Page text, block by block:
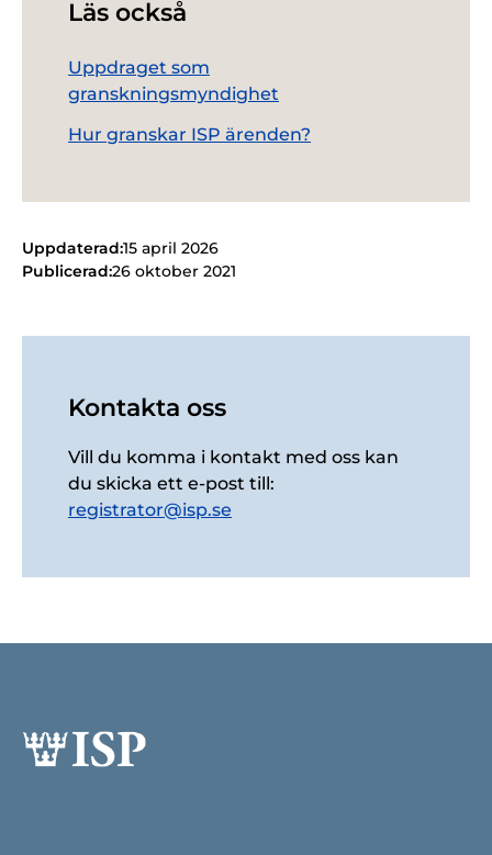
Läs också
Uppdraget som
granskningsmyndighet
Hur granskar ISP ärenden?
Uppdaterad:15 april 2026
Publicerad:26 oktober 2021
Kontakta oss
Vill du komma i kontakt med oss kan
du skicka ett e-post till:
registrator@isp.se